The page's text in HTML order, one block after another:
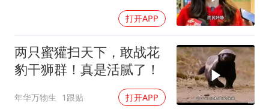
打开APP
两只蜜獾扫天下，敢战花
豹干狮群！真是活腻了！
年华万物生 1跟贴 打开APP